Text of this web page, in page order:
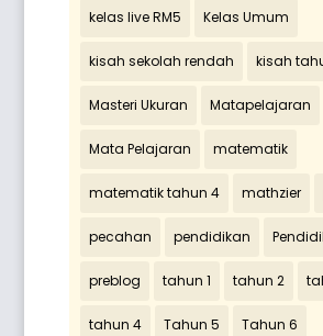
kelas live RM5 Kelas Umum
kisah sekolah rendah kisah
Masteri Ukuran Matapelajaran
Mata Pelajaran matematik
matematik tahun 4 mathzier
pecahan pendidikan
preblog tahun 1 tahun 2
tahun 4 Tahun 5 Tahun 6